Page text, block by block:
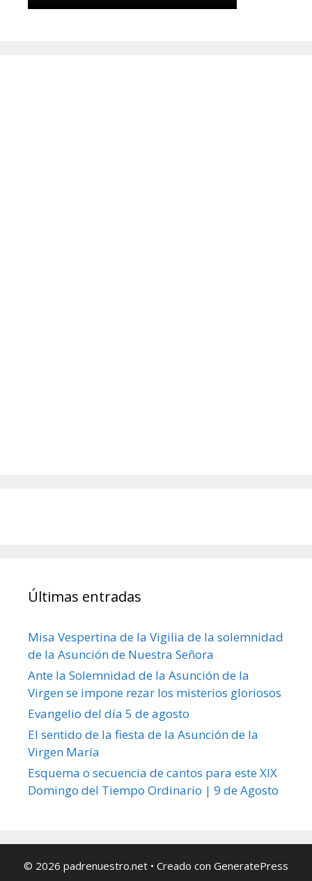
Últimas entradas
Misa Vespertina de la Vigilia de la solemnidad
de la Asunción de Nuestra Señora
Ante la Solemnidad de la Asunción de la
Virgen se impone rezar los misterios gloriosos
Evangelio del día 5 de agosto
El sentido de la fiesta de la Asunción de la
Virgen María
Esquema o secuencia de cantos para este XIX
Domingo del Tiempo Ordinario | 9 de Agosto
© 2026 padrenuestro.net • Creado con GeneratePress